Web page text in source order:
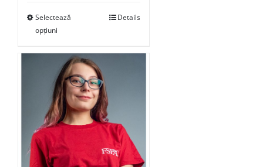
Selectează
opțiuni
Details